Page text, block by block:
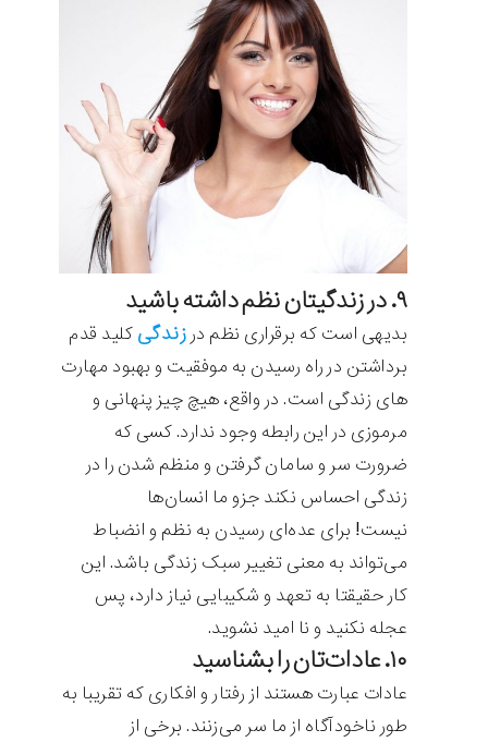
۹. در زندگیتان نظم داشته باشید
بدیهی است که برقراری نظم در زندگی کلید قدم
برداشتن در راه رسیدن به موفقیت و بهبود مهارت
های زندگی است. در واقع، هیچ چیز پنهانی و
مرموزی در این رابطه وجود ندارد. کسی که
ضرورت سر و سامان گرفتن و منظم شدن را در
زندگی احساس نکند جزو ما انسان‌ها
نیست! برای عده‌ای رسیدن به نظم و انضباط
می‌تواند به معنی تغییر سبک زندگی باشد. این
کار حقیقتا به تعهد و شکیبایی نیاز دارد، پس
عجله نکنید و نا امید نشوید.
۱۰. عادات‌تان را بشناسید
عادات عبارت هستند از رفتار و افکاری که تقریبا به
طور ناخودآگاه از ما سر می‌زنند. برخی از